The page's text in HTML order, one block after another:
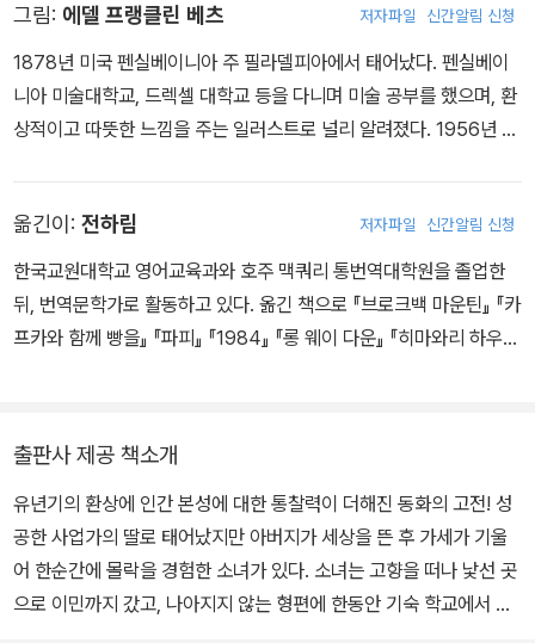
라가 말하는 모습 그대로였다. 사라가 머릿속에 그려 주는 거라면 로
티는 언제나 그대로 믿을 수 있었다.
형편은 나아지지 않았다. 잡지사에 소설을 기고하기로 결심하고 원고
용지 값과 우송료를 마련하기 위해 산포도를 따서 팔며 글을 써야 했
다. 하지만 그때 직접 겪었던 고통스러운 기억들은 본인의 작품 속 주
인공들이 겪는 고난을 설득력 있게 그려낼 수 있는 통찰력의 밑거름
었다. 그 이듬해인 1867년에 어머니가 세상을 떠나면서 네 동생의
생계를 책임지는 가장으로서 글쓰기에 전념했으며 《고디스 레이디스
에서 한 편에 10달러를 받고 한 달에 대여섯 편의 소설을 썼다. 이 시
기에 버넷이 주로 썼던 내용은 ‘학대받다가 끝내는 보상받는 영국 여
성들’을 주인공으로 한 것이었고, 이를 통해 몰락한 가문을 차츰차츰
드와 1900년에 재혼했으나 만 2년 만에 이혼했다. 그녀는 영국의 로
자층을 파고들었다. 아동소설로 눈을 돌리기 전까지 성인을 대상으로
한 소설로 꽤 많은 인기를 누렸다. 대표작으로 『로리 가(家)의 그 아
가씨』(1877), 『셔틀』(1907) 등이 있다. 『폰틀로이 공자』(1886)보
다 앞서 쓴 소설 「하얀 벽돌 뒤편」 이 《세인트 니콜라스 매거진》에 발
그림: 에델 프랭클린 베츠 저자파일 신간알림 신청
1878년 미국 펜실베이니아 주 필라델피아에서 태어났다. 펜실베이
니아 미술대학교, 드렉셀 대학교 등을 다니며 미술 공부를 했으며, 환
상적이고 따뜻한 느낌을 주는 일러스트로 널리 알려졌다. 1956년 세
『소공녀』 등이 있다.
옮긴이: 전하림 저자파일 신간알림 신청
한국교원대학교 영어교육과와 호주 맥쿼리 통번역대학원을 졸업한
뒤, 번역문학가로 활동하고 있다. 옮긴 책으로 『브로크백 마운틴』 『카
프카와 함께 빵을』 『파피』 『1984』 『롱 웨이 다운』 『히마와리 하우
출판사 제공 책소개
유년기의 환상에 인간 본성에 대한 통찰력이 더해진 동화의 고전! 성
공한 사업가의 딸로 태어났지만 아버지가 세상을 뜬 후 가세가 기울
어 한순간에 몰락을 경험한 소녀가 있다. 소녀는 고향을 떠나 낯선 곳
으로 이민까지 갔고, 나아지지 않는 형편에 한동안 기숙 학교에서 외